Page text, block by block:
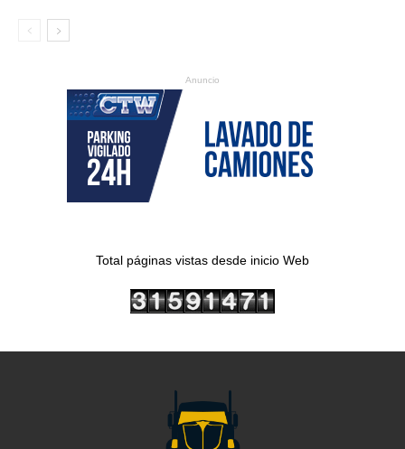
Anuncio
Total páginas vistas desde inicio Web